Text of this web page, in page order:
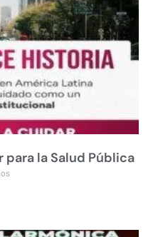
para la Salud Pública